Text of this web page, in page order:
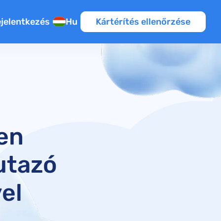
Hu Kártérítés ellenőrzése